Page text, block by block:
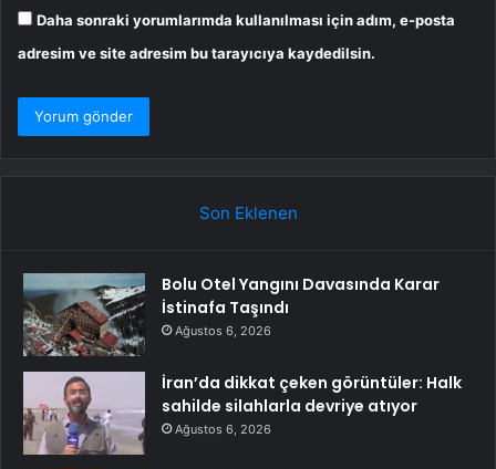
Daha sonraki yorumlarımda kullanılması için adım, e-posta
adresim ve site adresim bu tarayıcıya kaydedilsin.
Son Eklenen
Bolu Otel Yangını Davasında Karar
İstinafa Taşındı
Ağustos 6, 2026
İran’da dikkat çeken görüntüler: Halk
sahilde silahlarla devriye atıyor
Ağustos 6, 2026